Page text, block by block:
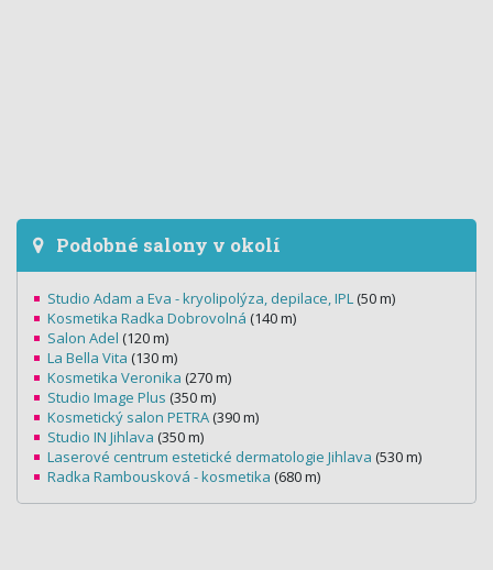
Podobné salony v okolí
Studio Adam a Eva - kryolipolýza, depilace, IPL (50 m)
Kosmetika Radka Dobrovolná (140 m)
Salon Adel (120 m)
La Bella Vita (130 m)
Kosmetika Veronika (270 m)
Studio Image Plus (350 m)
Kosmetický salon PETRA (390 m)
Studio IN Jihlava (350 m)
Laserové centrum estetické dermatologie Jihlava (530 m)
Radka Rambousková - kosmetika (680 m)